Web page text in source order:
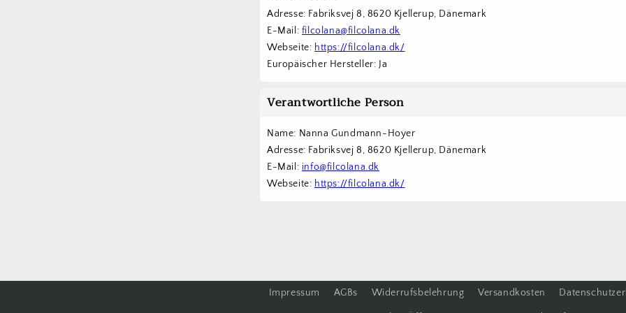
Adresse: Fabriksvej 8, 8620 Kjellerup, Dänemark
E-Mail: filcolana@filcolana.dk
Webseite: https://filcolana.dk/
Europäischer Hersteller: Ja
Verantwortliche Person
Name: Nanna Gundmann-Hoyer
Adresse: Fabriksvej 8, 8620 Kjellerup, Dänemark
E-Mail: info@filcolana.dk
Webseite: https://filcolana.dk/
Impressum AGBs Widerrufsbelehrung Versandkosten